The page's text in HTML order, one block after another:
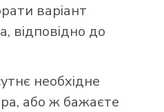
варіант
відповідно до
необхідне
або ж бажаєте